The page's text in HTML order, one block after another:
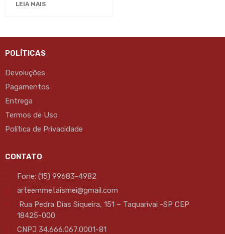
LEIA MAIS
POLÍTICAS
Devoluções
Pagamentos
Entrega
Termos de Uso
Política de Privacidade
CONTATO
Fone: (15) 99683-4982
arteemmetaismei@gmail.com
Rua Pedra Dias Siqueira, 151 – Taquarivai -SP CEP
18425-000
CNPJ 34.666.067.0001-81